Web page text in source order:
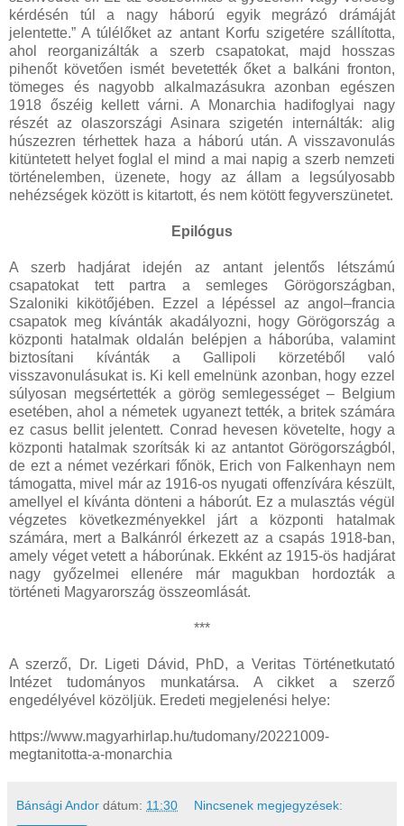
kérdésén túl a nagy háború egyik megrázó drámáját
jelentette.” A túlélőket az antant Korfu szigetére szállította,
ahol reorganizálták a szerb csapatokat, majd hosszas
pihenőt követően ismét bevetették őket a balkáni fronton,
tömeges és nagyobb alkalmazásukra azonban egészen
1918 őszéig kellett várni. A Monarchia hadifoglyai nagy
részét az olaszországi Asinara szigetén internálták: alig
húszezren térhettek haza a háború után. A visszavonulás
kitüntetett helyet foglal el mind a mai napig a szerb nemzeti
történelemben, üzenete, hogy az állam a legsúlyosabb
nehézségek között is kitartott, és nem kötött fegyverszünetet.
Epilógus
A szerb hadjárat idején az antant jelentős létszámú
csapatokat tett partra a semleges Görögországban,
Szaloniki kikötőjében. Ezzel a lépéssel az angol–francia
csapatok meg kívánták akadályozni, hogy Görögország a
központi hatalmak oldalán belépjen a háborúba, valamint
biztosítani kívánták a Gallipoli körzetéből való
visszavonulásukat is. Ki kell emelnünk azonban, hogy ezzel
súlyosan megsértették a görög semlegességet – Belgium
esetében, ahol a németek ugyanezt tették, a britek számára
ez casus bellit jelentett. Conrad hevesen követelte, hogy a
központi hatalmak szorítsák ki az antantot Görögországból,
de ezt a német vezérkari főnök, Erich von Falkenhayn nem
támogatta, mivel már az 1916-os nyugati offenzívára készült,
amellyel el kívánta dönteni a háborút. Ez a mulasztás végül
végzetes következményekkel járt a központi hatalmak
számára, mert a Balkánról érkezett az a csapás 1918-ban,
amely véget vetett a háborúnak. Ekként az 1915-ös hadjárat
nagy győzelmei ellenére már magukban hordozták a
történeti Magyarország összeomlását.
***
A szerző, Dr. Ligeti Dávid, PhD, a Veritas Történetkutató
Intézet tudományos munkatársa. A cikket a szerző
engedélyével közöljük. Eredeti megjelenési helye:
https://www.magyarhirlap.hu/tudomany/20221009-
megtanitotta-a-monarchia
Bánsági Andor dátum: 11:30 Nincsenek megjegyzések: